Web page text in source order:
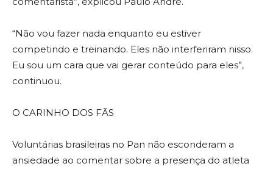
“Não vou fazer nada enquanto eu estiver
competindo e treinando. Eles não interferiram nisso.
Eu sou um cara que vai gerar conteúdo para eles”,
continuou.
O CARINHO DOS FÃS
Voluntárias brasileiras no Pan não esconderam a
ansiedade ao comentar sobre a presença do atleta